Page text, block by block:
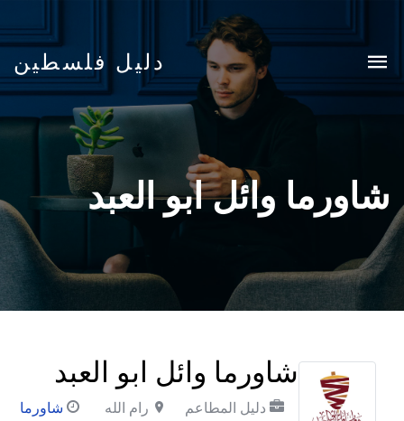
دليل فلسطين
شاورما وائل ابو العبد
شاورما وائل ابو العبد
دليل المطاعم رام الله
شاورما